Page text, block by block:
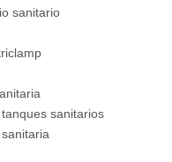
sanitario
sanitarios